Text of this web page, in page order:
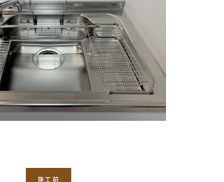
施工前